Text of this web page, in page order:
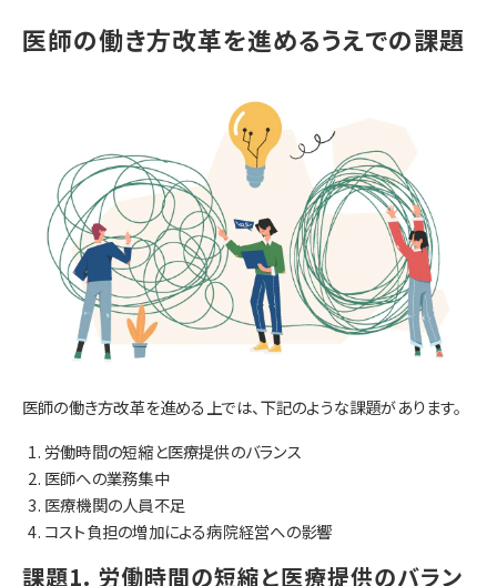
医師の働き方改革を進めるうえでの課題
医師の働き方改革を進める上では、下記のような課題があります。
労働時間の短縮と医療提供のバランス
医師への業務集中
医療機関の人員不足
コスト負担の増加による病院経営への影響
課題1. 労働時間の短縮と医療提供のバラン